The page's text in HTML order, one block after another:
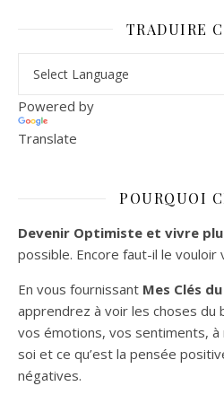
TRADUIRE
Powered by
Translate
POURQUOI
Devenir Optimiste et vivre
possible. Encore faut-il le vouloir
En vous fournissant Mes Clés
apprendrez à voir les choses du
vos émotions, vos sentiments, à
soi et ce qu’est la pensée
négatives.